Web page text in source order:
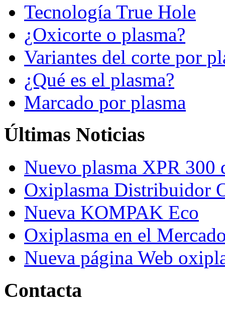
Tecnología True Hole
¿Oxicorte o plasma?
Variantes del corte por
¿Qué es el plasma?
Marcado por plasma
Últimas Noticias
Nuevo plasma XPR 300
Oxiplasma Distribuidor
Nueva KOMPAK Eco
Oxiplasma en el
Nueva página Web
Contacta